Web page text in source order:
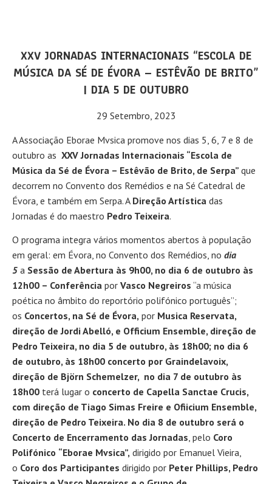
XXV JORNADAS INTERNACIONAIS “ESCOLA DE
MÚSICA DA SÉ DE ÉVORA – ESTÊVÃO DE BRITO”
| DIA 5 DE OUTUBRO
29 Setembro, 2023
A Associação Eborae Mvsica promove nos dias 5, 6, 7 e 8 de
outubro as XXV Jornadas Internacionais “Escola de
Música da Sé de Évora – Estêvão de Brito, de Serpa” que
decorrem no Convento dos Remédios e na Sé Catedral de
Évora, e também em Serpa. A Direção Artística das
Jornadas é do maestro Pedro Teixeira.
O programa integra vários momentos abertos à população
em geral: em Évora, no Convento dos Remédios, no dia
5 a Sessão de Abertura às 9h00, no dia 6 de outubro às
12h00 – Conferência por Vasco Negreiros “a música
poética no âmbito do reportório polifónico português”;
os Concertos, na Sé de Évora, por Musica Reservata,
direção de Jordi Abelló, e Officium Ensemble, direção de
Pedro Teixeira, no dia 5 de outubro, às 18h00; no dia 6
de outubro, às 18h00 concerto por Graindelavoix,
direção de Björn Schemelzer, no dia 7 de outubro às
18h00 terá lugar o concerto de Capella Sanctae Crucis,
com direção de Tiago Simas Freire e Ofiicium Ensemble,
direção de Pedro Teixeira. No dia 8 de outubro será o
Concerto de Encerramento das Jornadas, pelo Coro
Polifónico “Eborae Mvsica”, dirigido por Emanuel Vieira,
o Coro dos Participantes dirigido por Peter Phillips, Pedro